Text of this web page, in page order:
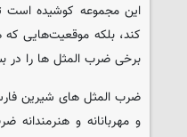
این مجموعه کوشیده است
کند، بلکه موقعیت‌هایی که
برخی ضرب المثل ها را در
ضرب المثل های شیرین
و مهربانانه و هنرمندانه